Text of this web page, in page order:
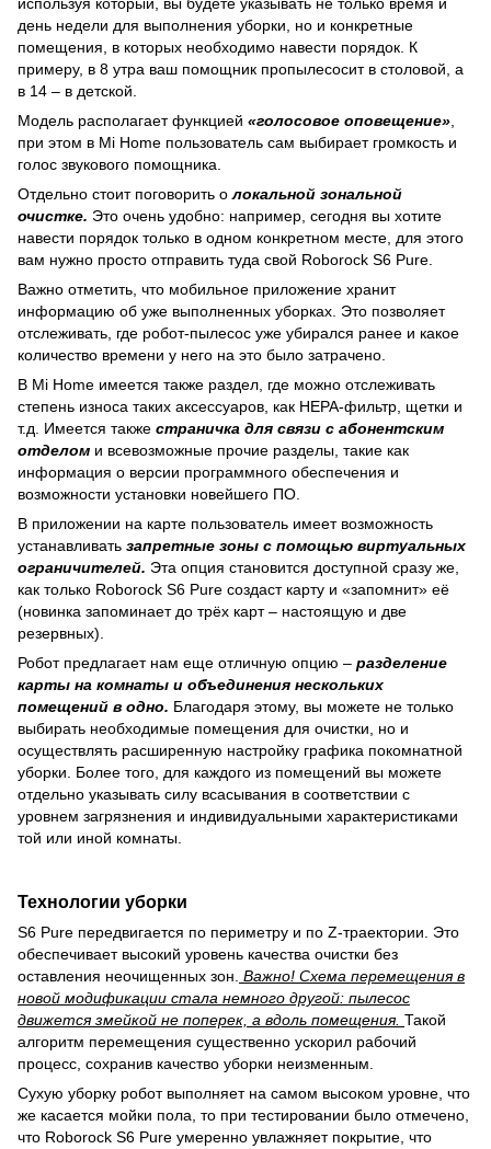
используя который, вы будете указывать не только время и
день недели для выполнения уборки, но и конкретные
помещения, в которых необходимо навести порядок. К
примеру, в 8 утра ваш помощник пропылесосит в столовой, а
в 14 – в детской.
Модель располагает функцией «голосовое оповещение»,
при этом в Mi Home пользователь сам выбирает громкость и
голос звукового помощника.
Отдельно стоит поговорить олокальной зональной
очистке. Это очень удобно: например, сегодня вы хотите
навести порядок только в одном конкретном месте, для этого
вам нужно просто отправить туда свой Roborock S6 Pure.
Важно отметить, что мобильное приложение хранит
информацию об уже выполненных уборках. Это позволяет
отслеживать, где робот-пылесос уже убирался ранее и какое
количество времени у него на это было затрачено.
В Mi Home имеется также раздел, где можно отслеживать
степень износа таких аксессуаров, как НЕРА-фильтр, щетки и
т.д. Имеется также страничка для связи с абонентским
отделом и всевозможные прочие разделы, такие как
информация о версии программного обеспечения и
возможности установки новейшего ПО.
В приложении на карте пользователь имеет возможность
устанавливать запретные зоны с помощью виртуальных
ограничителей. Эта опция становится доступной сразу же,
как только Roborock S6 Pure создаст карту и «запомнит» её
(новинка запоминает до трёх карт – настоящую и две
резервных).
Робот предлагает нам еще отличную опцию – разделение
карты на комнаты и объединения нескольких
помещений в одно. Благодаря этому, вы можете не только
выбирать необходимые помещения для очистки, но и
осуществлять расширенную настройку графика покомнатной
уборки. Более того, для каждого из помещений вы можете
отдельно указывать силу всасывания в соответствии с
уровнем загрязнения и индивидуальными характеристиками
той или иной комнаты.
Технологии уборки
S6 Pure передвигается по периметру и по Z-траектории. Это
обеспечивает высокий уровень качества очистки без
оставления неочищенных зон. Важно! Схема перемещения в
новой модификации стала немного другой: пылесос
движется змейкой не поперек, а вдоль помещения. Такой
алгоритм перемещения существенно ускорил рабочий
процесс, сохранив качество уборки неизменным.
Сухую уборку робот выполняет на самом высоком уровне, что
же касается мойки пола, то при тестировании было отмечено,
что Roborock S6 Pure умеренно увлажняет покрытие, что